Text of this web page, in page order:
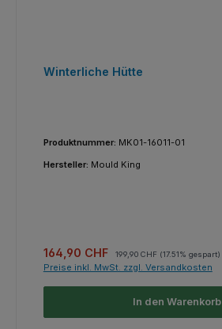
Winterliche Hütte
Produktnummer: MK01-16011-01
Hersteller: Mould King
Verkaufspreis:
164,90 CHF 199,90 CHF (17.51% gespart)
Preise inkl. MwSt. zzgl. Versandkosten
In den Warenkorb